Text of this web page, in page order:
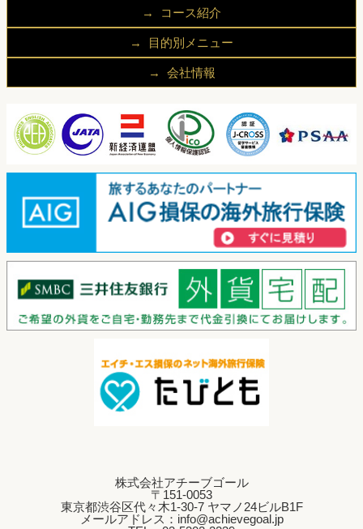
CCEL/CCが選ばれる理由
キャンパス
留学中の滞在先
留学の流れ
留学生の声
よくあるご質問
コース紹介
一般英語コース
大学進学プログラム
試験対策コース
ホスピタリティマネジメント学科
国際貿易学科
ビジネスマネジメント学科
その他プログラム学科
目的別メニュー
学生の方へ
社会人の方へ
企業ご担当者様へ
会社情報
会社概要
アクセス
個人情報保護方針
お問い合わせ
株式会社アチーブゴール
〒151-0053
東京都渋谷区代々木1-30-7 ヤマノ24ビルB1F
メールアドレス：info@achievegoal.jp